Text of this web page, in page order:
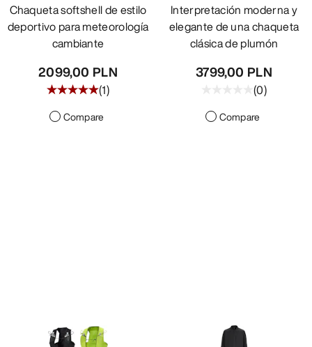
Chaqueta softshell de estilo
deportivo para meteorología
cambiante
2099,00 PLN
(1)
Compare
Interpretación moderna y
elegante de una chaqueta
clásica de plumón
3799,00 PLN
(0)
Compare